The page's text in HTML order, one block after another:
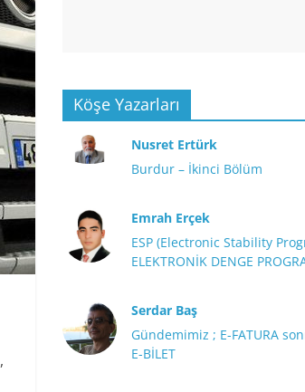
,
Köşe Yazarları
Nusret Ertürk
Burdur – İkinci Bölüm
Emrah Erçek
ESP (Electronic Stability
ELEKTRONİK DENGE
Serdar Baş
Gündemimiz ; E-FATURA
E-BİLET